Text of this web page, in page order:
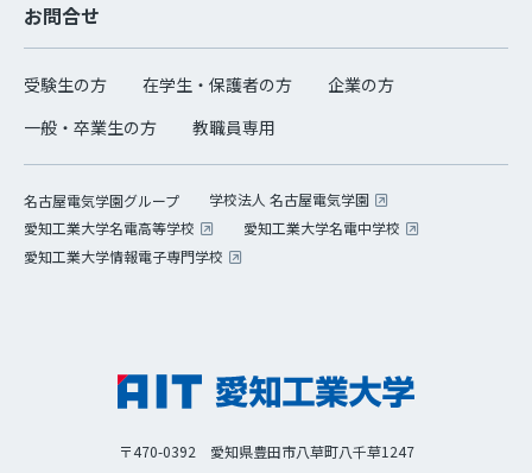
お問合せ
受験生の方 在学生・保護者の方
企業の方
一般・卒業生の方
教職員専用
名古屋電気学園グループ
学校法人 名古屋電気学園
愛知工業大学名電高等学校
愛知工業大学名電中学校
愛知工業大学情報電子専門学校
〒470-0392 愛知県豊田市八草町八千草1247